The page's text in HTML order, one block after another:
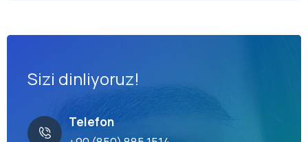
Sizi dinliyoruz!
Telefon